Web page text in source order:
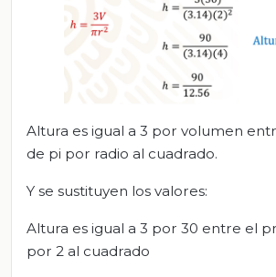
Altura es igual a 3 por volumen
de pi por radio al cuadrado.
Y se sustituyen los valores:
Altura es igual a 3 por 30 entre el
por 2 al cuadrado